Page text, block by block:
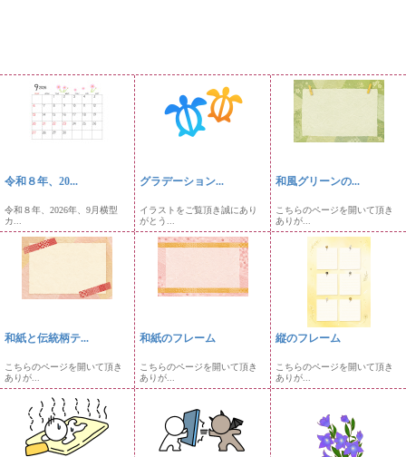
令和８年、20...
令和８年、2026年、9月横型
カ...
グラデーション...
イラストをご覧頂き誠にあり
がとう...
和風グリーンの...
こちらのページを開いて頂き
ありが...
和紙と伝統柄テ...
こちらのページを開いて頂き
ありが...
和紙のフレーム
こちらのページを開いて頂き
ありが...
縦のフレーム
こちらのページを開いて頂き
ありが...